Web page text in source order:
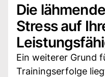
Die
Stress auf
Ein weiterer Grund
Trainingserfolge